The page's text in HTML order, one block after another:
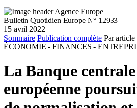
Bulletin Quotidien Europe N° 12933
15 avril 2022
Sommaire Publication complète Par article
ÉCONOMIE - FINANCES -
La Banque centrale
européenne